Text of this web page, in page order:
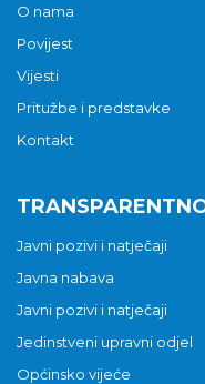
O nama
Povijest
Vijesti
Pritužbe i predstavke
Kontakt
Javni pozivi i natječaji
Javna nabava
Javni pozivi i natječaji
Jedinstveni upravni odjel
Općinsko vijeće